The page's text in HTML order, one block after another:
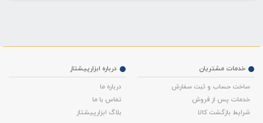
درباره ابزارپیشتاز
درباره ما
تماس با ما
بلاگ ابزارپیشتاز
خدمات مشتریان
ساخت حساب و ثبت سفارش
خدمات پس از فروش
شرایط بازگشت کالا